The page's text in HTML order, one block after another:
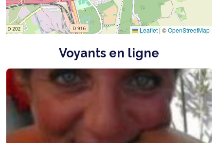
Leaflet | ©OpenStreetMap
Voyants en ligne